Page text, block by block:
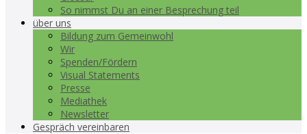
So nimmst Du an einer Besprechung teil
über uns
Bildung zum Gemeinwohl
Wir
Spenden/Fördern
Visual Statements
Presse
Mediathek
Newsletter
Gespräch vereinbaren